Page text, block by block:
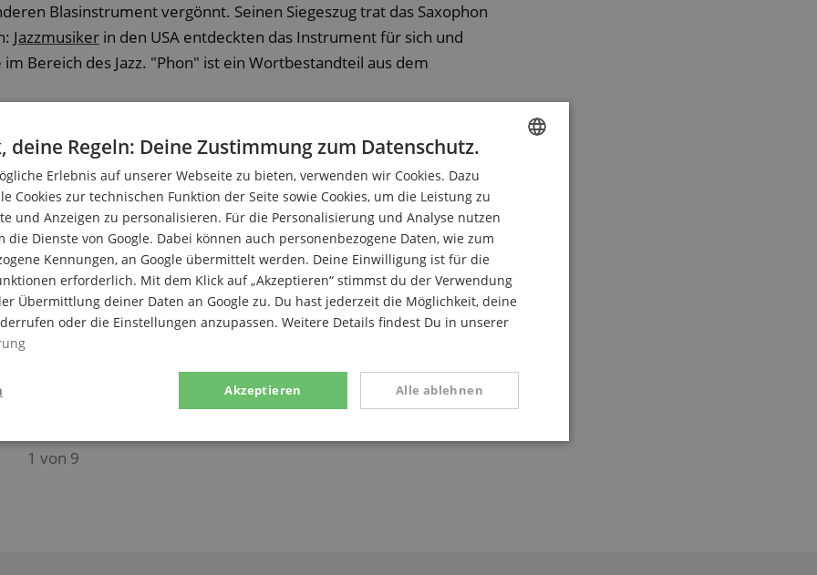
Blasinstrument vergönnt. Seinen Siegeszug trat das Saxophon
Jazzmusiker in den USA entdeckten das Instrument für sich und
Bereich des Jazz. "Phon" ist ein Wortbestandteil aus dem
Genie
Belgien geboren und verstarb im Alter von knapp 80 Jahren in Paris.
und eröffnete 1835 in Brüssel eine Instrumentenbauwerkstatt.
Gesang am Brüsseler Konservatorium. Er war ein hervorragender
Sax die heutige, moderne Form der Bassklarinette, die er 1838
als völlig neues Instrument zunächst das Bass-, später das
eine neue Gestalt, so zum Beispiel Trompeten, Hörnern, Tuben.
Trompeten
1 von 9
DUTCH
ITALIAN
SPANISH
deine Regeln: Deine Zustimmung zum Datenschutz.
Erlebnis auf unserer Webseite zu bieten, verwenden wir Cookies. Dazu
Cookies zur technischen Funktion der Seite sowie Cookies, um die Leistung zu
und Anzeigen zu personalisieren. Für die Personalisierung und Analyse nutzen
Dienste von Google. Dabei können auch personenbezogene Daten, wie zum
Kennungen, an Google übermittelt werden. Deine Einwilligung ist für die
erforderlich. Mit dem Klick auf „Akzeptieren“ stimmst du der Verwendung
Übermittlung deiner Daten an Google zu. Du hast jederzeit die Möglichkeit, deine
oder die Einstellungen anzupassen. Weitere Details findest Du in unserer
Akzeptieren Alle ablehnen
Marketing Funktional